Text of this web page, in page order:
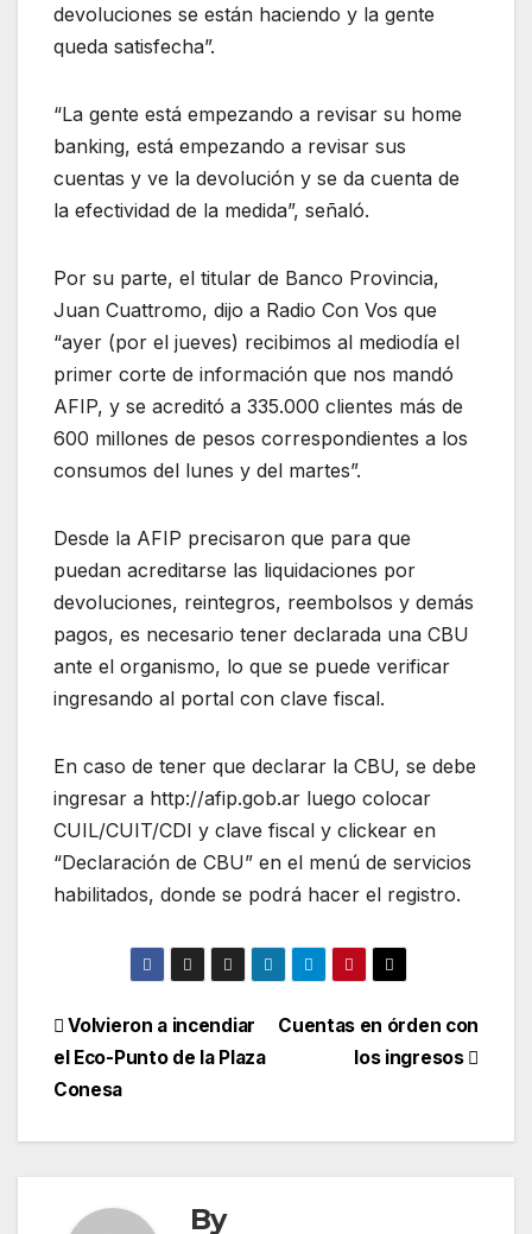
devoluciones se están haciendo y la gente
queda satisfecha”.
“La gente está empezando a revisar su home
banking, está empezando a revisar sus
cuentas y ve la devolución y se da cuenta de
la efectividad de la medida”, señaló.
Por su parte, el titular de Banco Provincia,
Juan Cuattromo, dijo a Radio Con Vos que
“ayer (por el jueves) recibimos al mediodía el
primer corte de información que nos mandó
AFIP, y se acreditó a 335.000 clientes más de
600 millones de pesos correspondientes a los
consumos del lunes y del martes”.
Desde la AFIP precisaron que para que
puedan acreditarse las liquidaciones por
devoluciones, reintegros, reembolsos y demás
pagos, es necesario tener declarada una CBU
ante el organismo, lo que se puede verificar
ingresando al portal con clave fiscal.
En caso de tener que declarar la CBU, se debe
ingresar a http://afip.gob.ar luego colocar
CUIL/CUIT/CDI y clave fiscal y clickear en
“Declaración de CBU” en el menú de servicios
habilitados, donde se podrá hacer el registro.
Cuentas en órden con
los ingresos
Volvieron a incendiar
el Eco-Punto de la Plaza
Conesa
By